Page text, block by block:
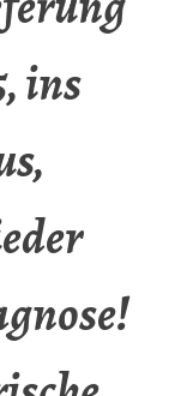
ins